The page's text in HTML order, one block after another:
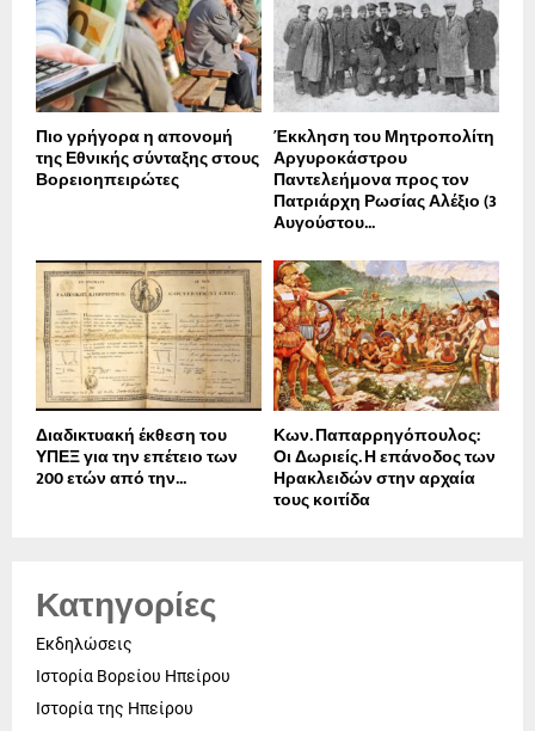
Πιο γρήγορα η απονοµή
της Εθνικής σύνταξης στους
Βορειοηπειρώτες
Έκκληση του Μητροπολίτη
Αργυροκάστρου
Παντελεήμονα προς τον
Πατριάρχη Ρωσίας Αλέξιο (3
Αυγούστου...
Διαδικτυακή έκθεση του
ΥΠΕΞ για την επέτειο των
200 ετών από την...
Κων. Παπαρρηγόπουλος:
Οι Δωριείς. Η επάνοδος των
Ηρακλειδών στην αρχαία
τους κοιτίδα
Κατηγορίες
Εκδηλώσεις
Ιστορία Βορείου Ηπείρου
Ιστορία της Ηπείρου